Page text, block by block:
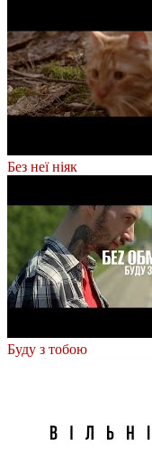
Без неї ніяк
Буду з тобою